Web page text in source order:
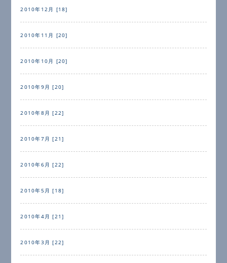
2010年12月 [18]
2010年11月 [20]
2010年10月 [20]
2010年9月 [20]
2010年8月 [22]
2010年7月 [21]
2010年6月 [22]
2010年5月 [18]
2010年4月 [21]
2010年3月 [22]